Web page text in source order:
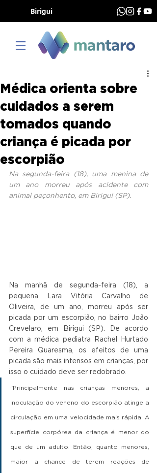
Birigui
Médica orienta sobre
cuidados a serem
tomados quando
criança é picada por
escorpião
Na segunda-feira (18), uma menina de
um ano morreu após acidente com
animal peçonhento, em Birigui (SP).
Na manhã de segunda-feira (18), a
pequena Lara Vitória Carvalho de
Oliveira, de um ano, morreu após ser
picada por um escorpião, no bairro João
Crevelaro, em Birigui (SP). De acordo
com a médica pediatra Rachel Hurtado
Pereira Quaresma, os efeitos de uma
picada são mais intensos em crianças, por
isso o cuidado deve ser redobrado.
"Principalmente nas crianças menores, a
inoculação do veneno do escorpião atinge a
circulação em uma velocidade mais rápida. A
superfície corpórea da criança é menor do
que de um adulto. Então, quanto menores,
maior a chance de terem reações de